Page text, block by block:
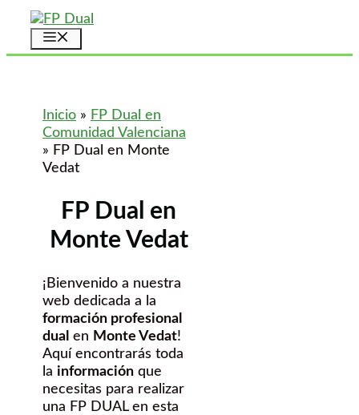
Saltar
contenido
Inicio » FP Dual en
Comunidad Valenciana
» FP Dual en Monte
Vedat
FP Dual en
Monte Vedat
¡Bienvenido a nuestra
web dedicada a la
formación profesional
dual en Monte Vedat!
Aquí encontrarás toda
la información que
necesitas para realizar
una FP DUAL en esta